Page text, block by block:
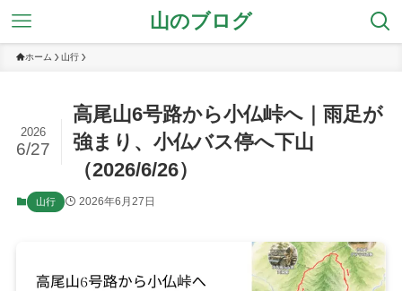
山のブログ
ホーム 山行
高尾山6号路から小仏峠へ｜雨足が
強まり、小仏バス停へ下山
（2026/6/26）
2026
6/27
山行 2026年6月27日